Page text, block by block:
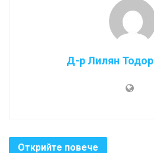
Д-р Лилян
Открийте повече